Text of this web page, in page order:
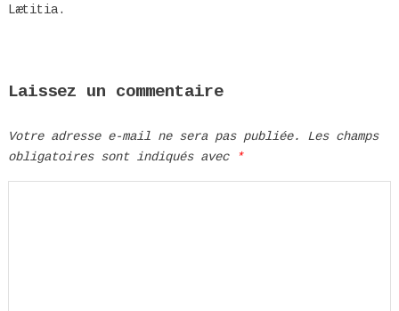
Lætitia.
Laissez un commentaire
Votre adresse e-mail ne sera pas publiée.
Les champs
obligatoires sont indiqués avec
*